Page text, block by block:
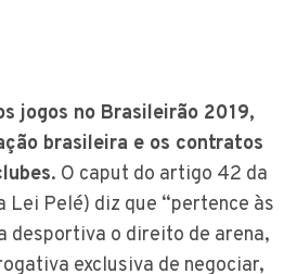
jogos no Brasileirão 2019,
brasileira e os contratos
. O caput do artigo 42 da
Lei Pelé) diz que “pertence às
desportiva o direito de arena,
exclusiva de negociar,